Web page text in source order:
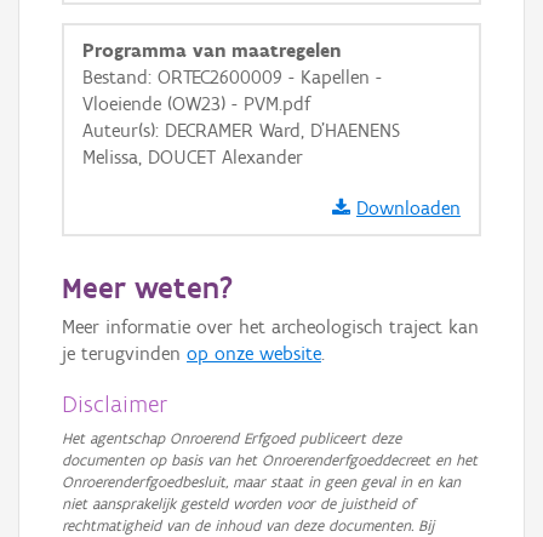
Programma van maatregelen
Bestand: ORTEC2600009 - Kapellen -
Vloeiende (OW23) - PVM.pdf
Auteur(s): DECRAMER Ward, D'HAENENS
Melissa, DOUCET Alexander
Downloaden
Meer weten?
Meer informatie over het archeologisch traject kan
je terugvinden op onze website.
Disclaimer
Het agentschap Onroerend Erfgoed publiceert deze
documenten op basis van het Onroerenderfgoeddecreet en het
Onroerenderfgoedbesluit, maar staat in geen geval in en kan
niet aansprakelijk gesteld worden voor de juistheid of
rechtmatigheid van de inhoud van deze documenten. Bij